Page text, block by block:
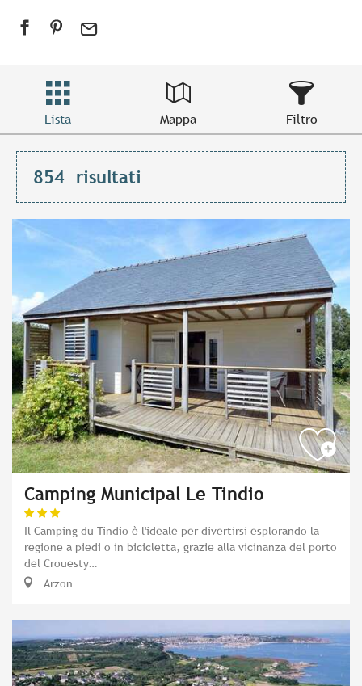
Lista Mappa Filtro
854 risultati
Camping Municipal Le Tindio
Il Camping du Tindio è l'ideale per divertirsi esplorando la
regione a piedi o in bicicletta, grazie alla vicinanza del porto
del Crouesty…
Arzon